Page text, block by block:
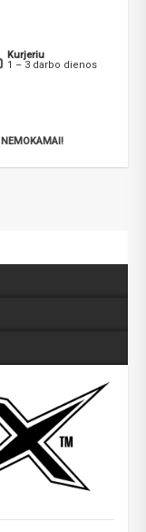
Kurjeriu
1 – 3 darbo dienos
NEMOKAMAI!